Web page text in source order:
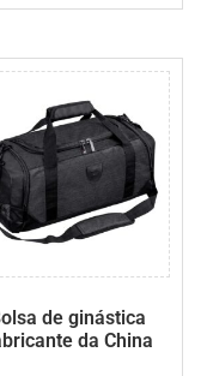
de ginástica
da China